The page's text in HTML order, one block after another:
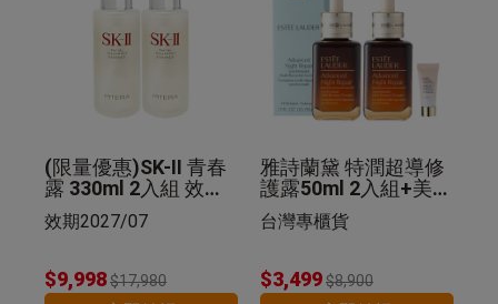
(限量優惠)SK-II 青春
露 330ml 2入組 效期2
027/07
效期2027/07
$9,998$17,980
雅詩蘭黛 特潤超導修
護露50ml 2入組+美肌
乳 5ml 公司貨
台灣專櫃貨
$3,499$8,900